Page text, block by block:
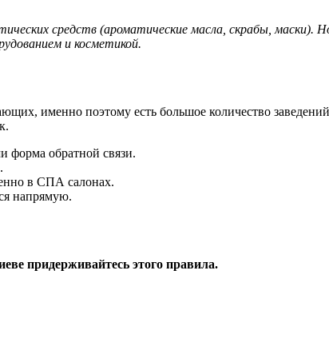
средств (ароматические масла, скрабы,
и косметикой.
именно поэтому есть большое количество
форма обратной связи.
в СПА салонах.
напрямую.
придерживайтесь этого правила.